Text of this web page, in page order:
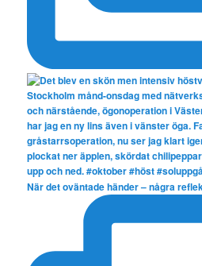
När det oväntade händer – några